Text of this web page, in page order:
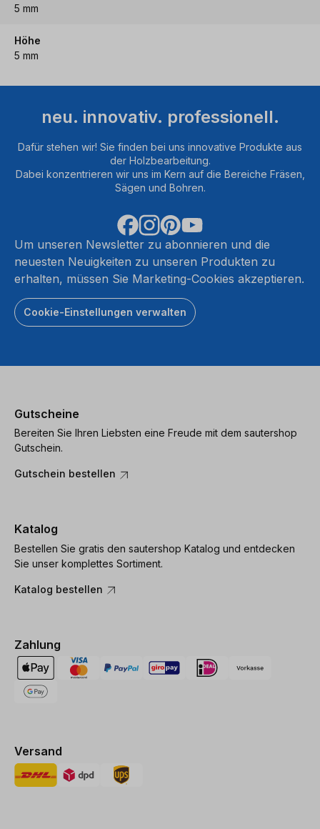
5 mm
Höhe
5 mm
neu. innovativ. professionell.
Dafür stehen wir! Sie finden bei uns innovative Produkte aus
der Holzbearbeitung.
Dabei konzentrieren wir uns im Kern auf die Bereiche Fräsen,
Sägen und Bohren.
Um unseren Newsletter zu abonnieren und die
neuesten Neuigkeiten zu unseren Produkten zu
erhalten, müssen Sie Marketing-Cookies akzeptieren.
Cookie-Einstellungen verwalten
Gutscheine
Bereiten Sie Ihren Liebsten eine Freude mit dem sautershop
Gutschein.
Gutschein bestellen
Katalog
Bestellen Sie gratis den sautershop Katalog und entdecken
Sie unser komplettes Sortiment.
Katalog bestellen
Zahlung
Versand